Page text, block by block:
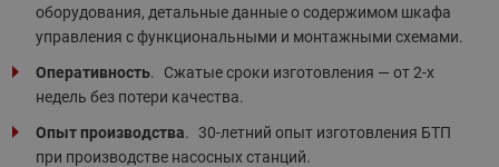
оборудования, детальные данные о содержимом шкафа
управления с функциональными и монтажными схемами.
Оперативность. Сжатые сроки изготовления — от 2-х
недель без потери качества.
Опыт производства. 30-летний опыт изготовления БТП
при производстве насосных станций.